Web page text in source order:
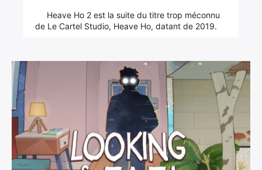
Heave Ho 2 est la suite du titre trop méconnu
de Le Cartel Studio, Heave Ho, datant de 2019.